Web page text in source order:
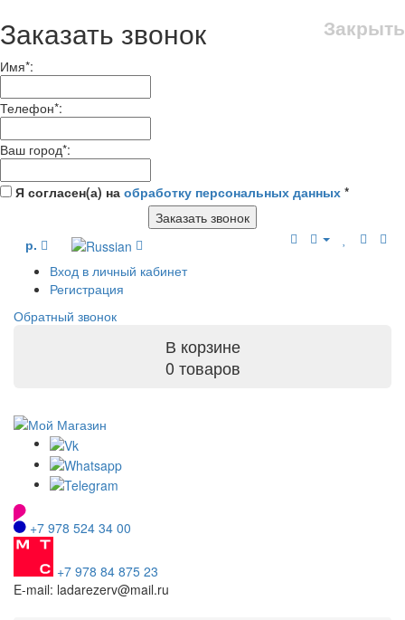
Закрыть
Заказать звонок
Имя*:
Телефон*:
Ваш город*:
Я согласен(а) на обработку персональных данных *
Заказать звонок
р.
Вход в личный кабинет
Регистрация
Обратный звонок
В корзине
0 товаров
+7 978 524 34 00
+7 978 84 875 23
E-mail: ladarezerv@mail.ru